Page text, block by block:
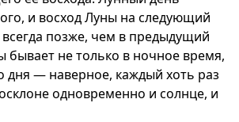
и восход Луны на следующий
позже, чем в предыдущий
бывает не только в ночное время,
дня — наверное, каждый хоть раз
одновременно и солнце, и